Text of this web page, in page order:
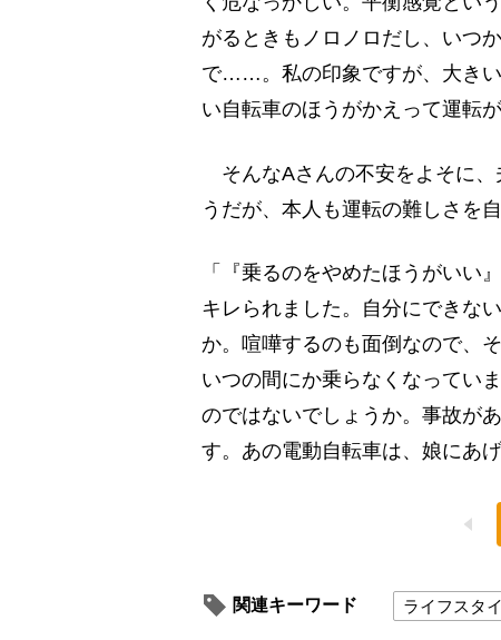
がるときもノロノロだし、いつ
で……。私の印象ですが、大き
い自転車のほうがかえって運転
そんなAさんの不安をよそに、
うだが、本人も運転の難しさを
「『乗るのをやめたほうがいい
キレられました。自分にできな
か。喧嘩するのも面倒なので、
いつの間にか乗らなくなってい
のではないでしょうか。事故が
す。あの電動自転車は、娘にあ
関連キーワード ライフスタ